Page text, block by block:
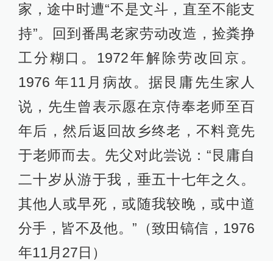
家，途中时遭“不是文斗，直至不能支
持”。回到番禺老家劳动改造，捡粪挣
工分糊口。1972年解除劳改回京。
1976 年11月病故。据艮庸先生家人
说，先生曾表示愿在京侍奉老师至百
年后，然后返回故乡终老，不料竟先
于老师而去。先父对此尝说：“艮庸自
二十岁从游于我，垂五十七年之久。
其他人或早死，或随我较晚，或中道
分手，皆不及他。”（致田镐信，1976
年11月27日）